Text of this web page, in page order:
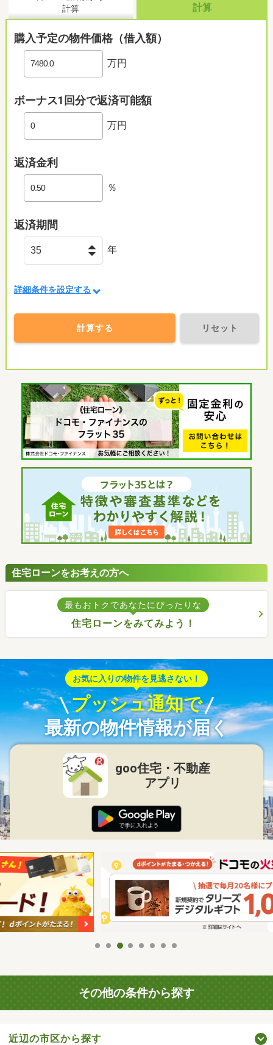
計算
計算
購入予定の物件価格（借入額）
万円
ボーナス1回分で返済可能額
万円
返済金利
％
返済期間
年
詳細条件を設定する
計算する リセット
住宅ローンをお考えの方へ
最もおトクであなたにぴったりな
住宅ローンをみてみよう！
お気に入りの物件を見逃さない！
プッシュ通知で
最新の物件情報が届く
goo住宅・不動産
アプリ
その他の条件から探す
近辺の市区から探す